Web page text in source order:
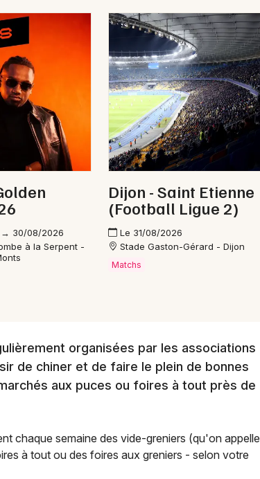
30/08/2026
à la Serpent -
Dijon - Saint Etienne
(Football Ligue 2)
Le 31/08/2026
Stade Gaston-Gérard - Dijon
Matchs
organisées par les associations
de chiner et de faire le plein de bonnes
aux puces ou foires à tout près de
chaque semaine des vide-greniers (qu'on appelle
à tout ou des foires aux greniers - selon votre